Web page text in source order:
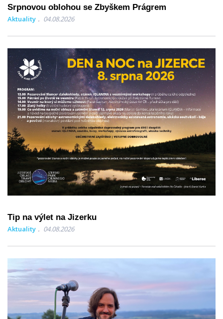
Srpnovou oblohou se Zbyškem Prágrem
Aktuality 04.08.2026
Tip na výlet na Jizerku
Aktuality 04.08.2026